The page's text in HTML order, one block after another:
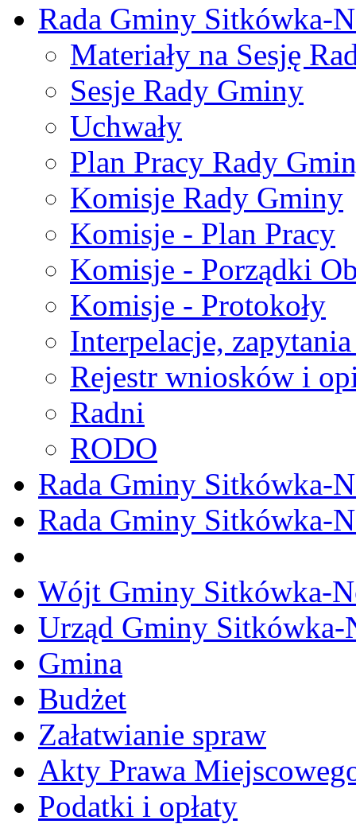
Rada Gminy Sitkówka-
Materiały na Sesję
Sesje Rady Gminy
Uchwały
Plan Pracy Rady
Komisje Rady Gminy
Komisje - Plan Pracy
Komisje - Porządki
Komisje - Protokoły
Interpelacje,
Rejestr wniosków i
Radni
RODO
Rada Gminy Sitkówka-
Rada Gminy Sitkówka-
Wójt Gminy Sitkówka-
Urząd Gminy
Gmina
Budżet
Załatwianie spraw
Akty Prawa
Podatki i opłaty